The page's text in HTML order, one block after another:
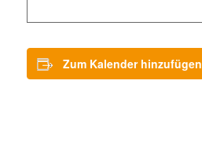
Zum Kalender hinzufügen